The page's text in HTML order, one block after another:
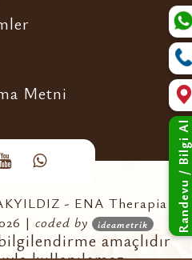
Metni
- ENA Therapia -
| coded by ideametrik
amaçlıdır
Randevu / Bilgi Al